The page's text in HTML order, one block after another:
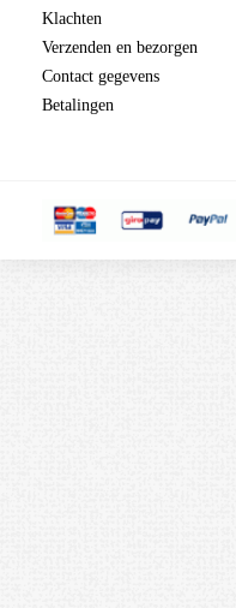
Klachten
Verzenden en bezorgen
Contact gegevens
Betalingen